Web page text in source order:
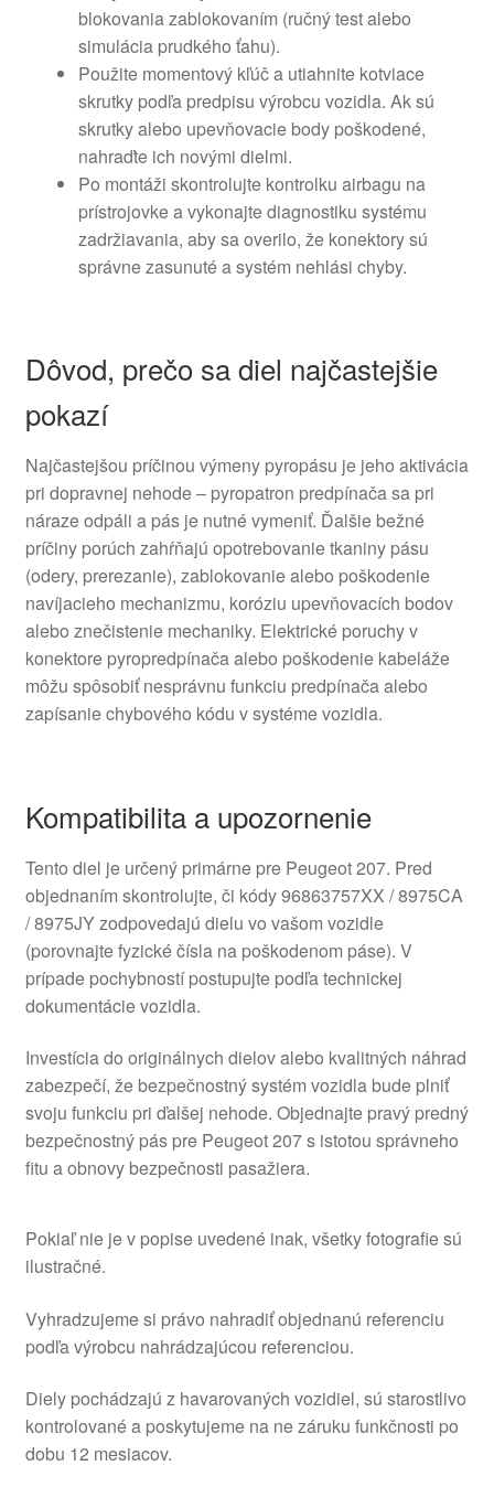
blokovania zablokovaním (ručný test alebo
simulácia prudkého ťahu).
Použite momentový kľúč a utiahnite kotviace
skrutky podľa predpisu výrobcu vozidla. Ak sú
skrutky alebo upevňovacie body poškodené,
nahraďte ich novými dielmi.
Po montáži skontrolujte kontrolku airbagu na
prístrojovke a vykonajte diagnostiku systému
zadržiavania, aby sa overilo, že konektory sú
správne zasunuté a systém nehlási chyby.
Dôvod, prečo sa diel najčastejšie
pokazí
Najčastejšou príčinou výmeny pyropásu je jeho aktivácia
pri dopravnej nehode – pyropatron predpínača sa pri
náraze odpáli a pás je nutné vymeniť. Ďalšie bežné
príčiny porúch zahŕňajú opotrebovanie tkaniny pásu
(odery, prerezanie), zablokovanie alebo poškodenie
navíjacieho mechanizmu, koróziu upevňovacích bodov
alebo znečistenie mechaniky. Elektrické poruchy v
konektore pyropredpínača alebo poškodenie kabeláže
môžu spôsobiť nesprávnu funkciu predpínača alebo
zapísanie chybového kódu v systéme vozidla.
Kompatibilita a upozornenie
Tento diel je určený primárne pre Peugeot 207. Pred
objednaním skontrolujte, či kódy 96863757XX / 8975CA
/ 8975JY zodpovedajú dielu vo vašom vozidle
(porovnajte fyzické čísla na poškodenom páse). V
prípade pochybností postupujte podľa technickej
dokumentácie vozidla.
Investícia do originálnych dielov alebo kvalitných náhrad
zabezpečí, že bezpečnostný systém vozidla bude plniť
svoju funkciu pri ďalšej nehode. Objednajte pravý predný
bezpečnostný pás pre Peugeot 207 s istotou správneho
fitu a obnovy bezpečnosti pasažiera.
Pokiaľ nie je v popise uvedené inak, všetky fotografie sú
ilustračné.
Vyhradzujeme si právo nahradiť objednanú referenciu
podľa výrobcu nahrádzajúcou referenciou.
Diely pochádzajú z havarovaných vozidiel, sú starostlivo
kontrolované a poskytujeme na ne záruku funkčnosti po
dobu 12 mesiacov.